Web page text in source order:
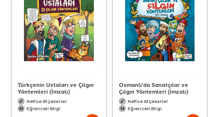
Türkçenin Ustaları ve Çılgın
Yöntemleri (İmzalı)
Nefise Atçakarlar
Eğlenceli Bilgi
Osmanlı'da Sanatçılar ve
Çılgın Yöntemleri (İmzalı)
Nefise Atçakarlar
Eğlenceli Bilgi